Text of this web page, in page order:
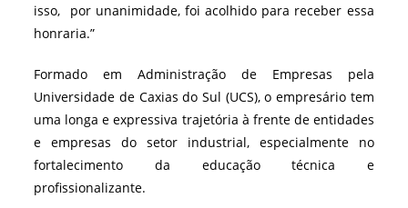
isso, por unanimidade, foi acolhido para receber essa
honraria.”
Formado em Administração de Empresas pela
Universidade de Caxias do Sul (UCS), o empresário tem
uma longa e expressiva trajetória à frente de entidades
e empresas do setor industrial, especialmente no
fortalecimento da educação técnica e
profissionalizante.